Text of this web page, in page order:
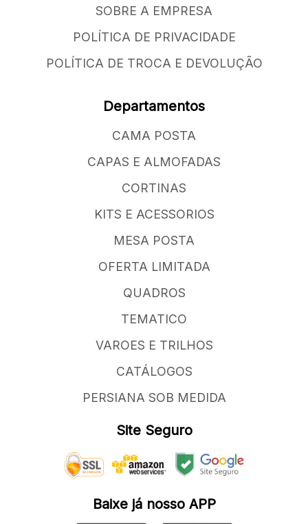
SOBRE A EMPRESA
POLÍTICA DE PRIVACIDADE
POLÍTICA DE TROCA E DEVOLUÇÃO
Departamentos
CAMA POSTA
CAPAS E ALMOFADAS
CORTINAS
KITS E ACESSORIOS
MESA POSTA
OFERTA LIMITADA
QUADROS
TEMATICO
VAROES E TRILHOS
CATÁLOGOS
PERSIANA SOB MEDIDA
Site Seguro
Baixe já nosso APP